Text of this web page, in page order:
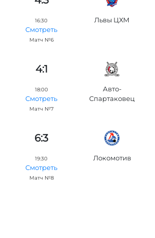
16:30
Смотреть
Матч №6
Львы ЦХМ
4:1
18:00
Смотреть
Матч №7
Авто-
Спартаковец
6:3
19:30
Смотреть
Матч №8
Локомотив